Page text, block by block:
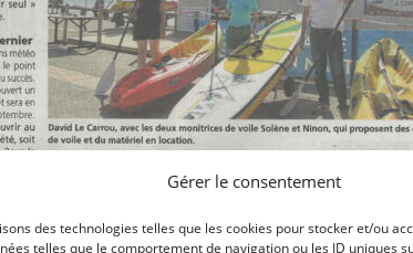
Gérer le consentement
des technologies telles que les cookies pour stocker et/ou
telles que le comportement de navigation ou les ID uniques